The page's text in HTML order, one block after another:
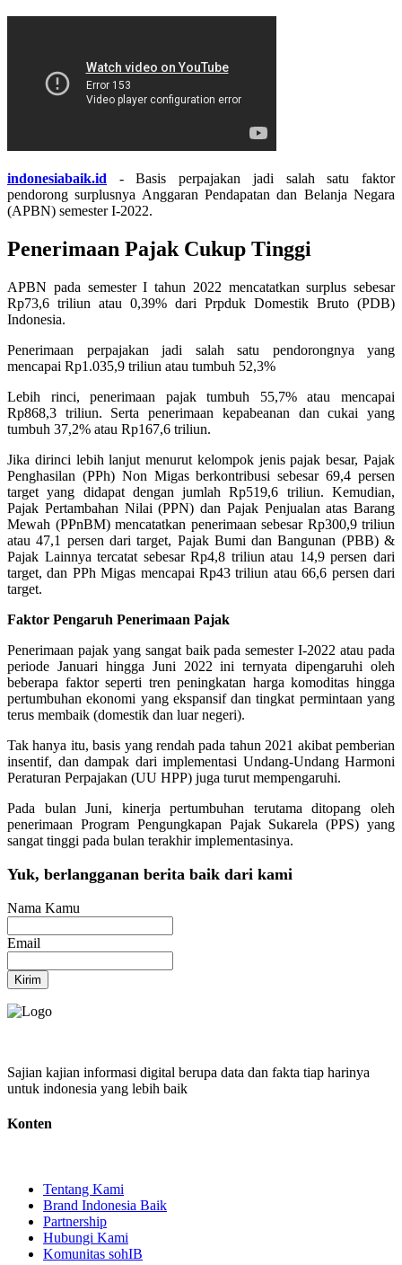
indonesiabaik.id - Basis perpajakan jadi salah satu faktor
pendorong surplusnya Anggaran Pendapatan dan Belanja Negara
(APBN) semester I-2022.
Penerimaan Pajak Cukup Tinggi
APBN pada semester I tahun 2022 mencatatkan surplus sebesar
Rp73,6 triliun atau 0,39% dari Prpduk Domestik Bruto (PDB)
Indonesia.
Penerimaan perpajakan jadi salah satu pendorongnya yang
mencapai Rp1.035,9 triliun atau tumbuh 52,3%
Lebih rinci, penerimaan pajak tumbuh 55,7% atau mencapai
Rp868,3 triliun. Serta penerimaan kepabeanan dan cukai yang
tumbuh 37,2% atau Rp167,6 triliun.
Jika dirinci lebih lanjut menurut kelompok jenis pajak besar, Pajak
Penghasilan (PPh) Non Migas berkontribusi sebesar 69,4 persen
target yang didapat dengan jumlah Rp519,6 triliun. Kemudian,
Pajak Pertambahan Nilai (PPN) dan Pajak Penjualan atas Barang
Mewah (PPnBM) mencatatkan penerimaan sebesar Rp300,9 triliun
atau 47,1 persen dari target, Pajak Bumi dan Bangunan (PBB) &
Pajak Lainnya tercatat sebesar Rp4,8 triliun atau 14,9 persen dari
target, dan PPh Migas mencapai Rp43 triliun atau 66,6 persen dari
target.
Faktor Pengaruh Penerimaan Pajak
Penerimaan pajak yang sangat baik pada semester I-2022 atau pada
periode Januari hingga Juni 2022 ini ternyata dipengaruhi oleh
beberapa faktor seperti tren peningkatan harga komoditas hingga
pertumbuhan ekonomi yang ekspansif dan tingkat permintaan yang
terus membaik (domestik dan luar negeri).
Tak hanya itu, basis yang rendah pada tahun 2021 akibat pemberian
insentif, dan dampak dari implementasi Undang-Undang Harmoni
Peraturan Perpajakan (UU HPP) juga turut mempengaruhi.
Pada bulan Juni, kinerja pertumbuhan terutama ditopang oleh
penerimaan Program Pengungkapan Pajak Sukarela (PPS) yang
sangat tinggi pada bulan terakhir implementasinya.
Yuk, berlangganan berita baik dari kami
Nama Kamu
Email
Kirim
Sajian kajian informasi digital berupa data dan fakta tiap harinya
untuk indonesia yang lebih baik
Konten
Tentang Kami
Brand Indonesia Baik
Partnership
Hubungi Kami
Komunitas sohIB